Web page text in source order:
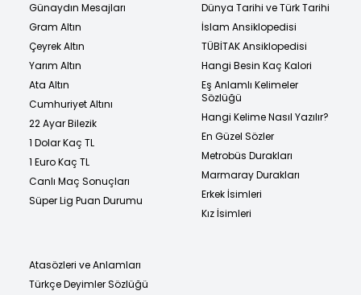
Günaydın Mesajları
Gram Altın
Çeyrek Altın
Yarım Altın
Ata Altın
Cumhuriyet Altını
22 Ayar Bilezik
1 Dolar Kaç TL
1 Euro Kaç TL
Canlı Maç Sonuçları
Süper Lig Puan Durumu
Dünya Tarihi ve Türk Tarihi
İslam Ansiklopedisi
TÜBİTAK Ansiklopedisi
Hangi Besin Kaç Kalori
Eş Anlamlı Kelimeler
Sözlüğü
Hangi Kelime Nasıl Yazılır?
En Güzel Sözler
Metrobüs Durakları
Marmaray Durakları
Erkek İsimleri
Kız İsimleri
Atasözleri ve Anlamları
Türkçe Deyimler Sözlüğü